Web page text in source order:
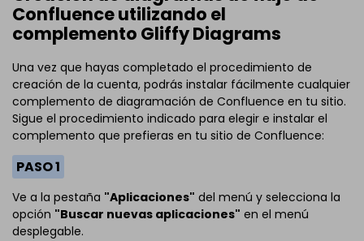
Confluence utilizando el
complemento Gliffy Diagrams
Una vez que hayas completado el procedimiento de
creación de la cuenta, podrás instalar fácilmente cualquier
complemento de diagramación de Confluence en tu sitio.
Sigue el procedimiento indicado para elegir e instalar el
complemento que prefieras en tu sitio de Confluence:
PASO 1
Ve a la pestaña "Aplicaciones" del menú y selecciona la
opción "Buscar nuevas aplicaciones" en el menú
desplegable.